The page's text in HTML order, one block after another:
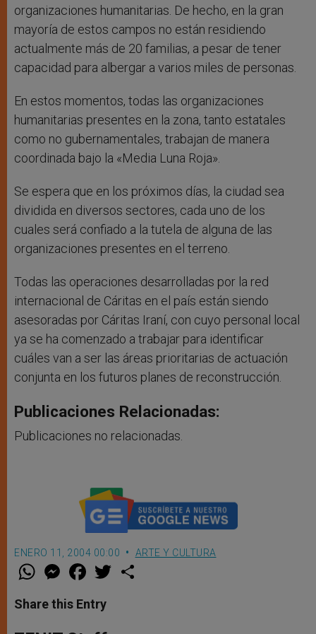
organizaciones humanitarias. De hecho, en la gran
mayoría de estos campos no están residiendo
actualmente más de 20 familias, a pesar de tener
capacidad para albergar a varios miles de personas.
En estos momentos, todas las organizaciones
humanitarias presentes en la zona, tanto estatales
como no gubernamentales, trabajan de manera
coordinada bajo la «Media Luna Roja».
Se espera que en los próximos días, la ciudad sea
dividida en diversos sectores, cada uno de los
cuales será confiado a la tutela de alguna de las
organizaciones presentes en el terreno.
Todas las operaciones desarrolladas por la red
internacional de Cáritas en el país están siendo
asesoradas por Cáritas Iraní, con cuyo personal local
ya se ha comenzado a trabajar para identificar
cuáles van a ser las áreas prioritarias de actuación
conjunta en los futuros planes de reconstrucción.
Publicaciones Relacionadas:
Publicaciones no relacionadas.
ENERO 11, 2004 00:00 ARTE Y CULTURA
W
t
s
M
e
s
e
F
a
e
b
w
Share this Entry